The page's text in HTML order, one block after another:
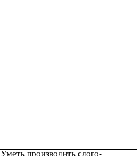
Уметь производить слого-